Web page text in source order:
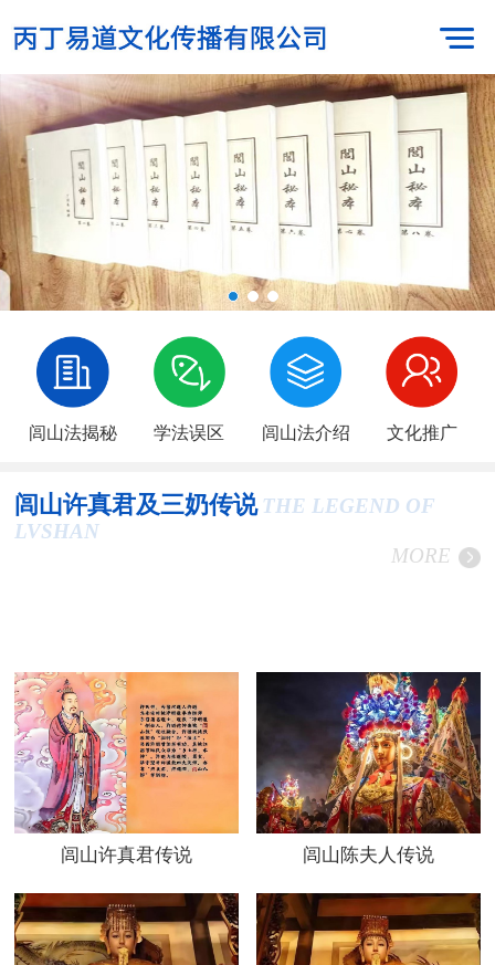
闾山法揭秘 学法误区 闾山法介绍 文化推广
闾山许真君及三奶传说 THE LEGEND OF
LVSHAN
MORE
闾山许真君传说 闾山陈夫人传说